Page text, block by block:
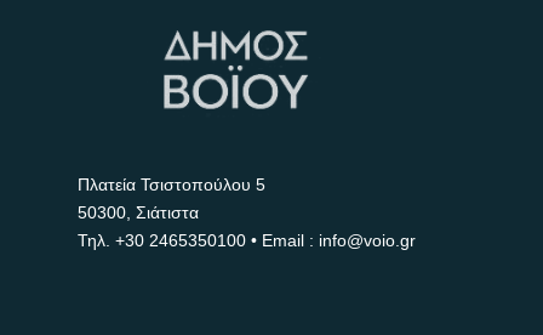
Πλατεία Τσιστοπούλου 5
50300, Σιάτιστα
Τηλ. +30 2465350100 • Email : info@voio.gr